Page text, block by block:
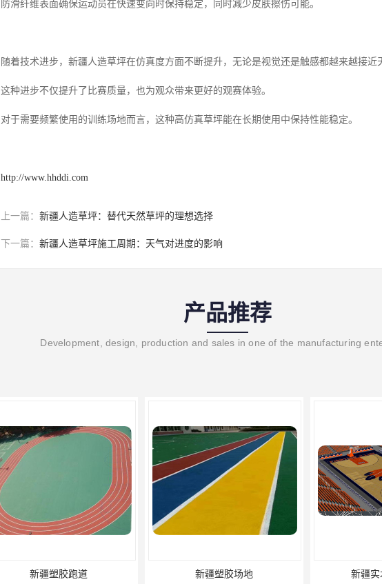
防滑纤维表面确保运动员在快速变向时保持稳定，同时减少皮肤擦伤可能。
随着技术进步，新疆人造草坪在仿真度方面不断提升，无论是视觉还是触感都越来越接近
这种进步不仅提升了比赛质量，也为观众带来更好的观赛体验。
对于需要频繁使用的训练场地而言，这种高仿真草坪能在长期使用中保持性能稳定。
http://www.hhddi.com
上一篇： 新疆人造草坪：替代天然草坪的理想选择
下一篇： 新疆人造草坪施工周期：天气对进度的影响
产品推荐
Development, design, production and sales in one of the manufacturing